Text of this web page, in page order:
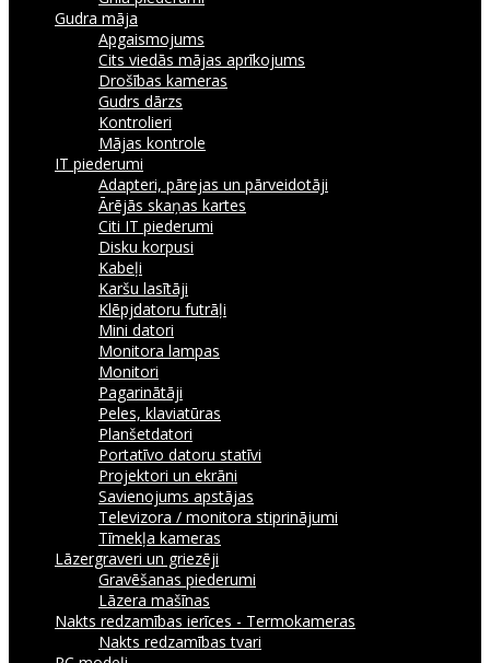
Gudra māja
Apgaismojums
Cits viedās mājas aprīkojums
Drošības kameras
Gudrs dārzs
Kontrolieri
Mājas kontrole
IT piederumi
Adapteri, pārejas un pārveidotāji
Ārējās skaņas kartes
Citi IT piederumi
Disku korpusi
Kabeļi
Karšu lasītāji
Klēpjdatoru futrāļi
Mini datori
Monitora lampas
Monitori
Pagarinātāji
Peles, klaviatūras
Planšetdatori
Portatīvo datoru statīvi
Projektori un ekrāni
Savienojums apstājas
Televizora / monitora stiprinājumi
Tīmekļa kameras
Lāzergraveri un griezēji
Gravēšanas piederumi
Lāzera mašīnas
Nakts redzamības ierīces - Termokameras
Nakts redzamības tvari